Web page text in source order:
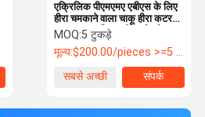
एक्रिलिक पीएमएमए एबीएस के लिए
हीरा चमकाने वाला चाकू हीरा कटर
OEM अनुकूलित स्टील स्टेनलेस
एकल क्रिस्टल कटर
MOQ:5 टुकड़े
मूल्य:$200.00/pieces >=5 pieces
सबसे अच्छी
संपर्क